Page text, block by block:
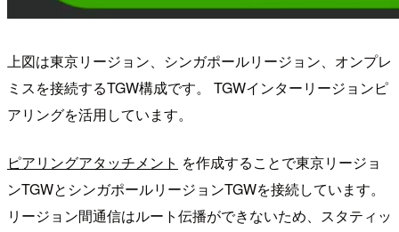
上図は東京リージョン、シンガポールリージョン、オンプレ
ミスを接続するTGW構成です。 TGWインターリージョンピ
アリングを活用しています。
ピアリングアタッチメント を作成することで東京リージョ
ンTGWとシンガポールリージョンTGWを接続しています。
リージョン間通信はルート伝播ができないため、スタティッ